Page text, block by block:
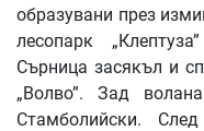
образувани през
лесопарк
Сърница засякъл и
„Волво”. Зад
Стамболийски.